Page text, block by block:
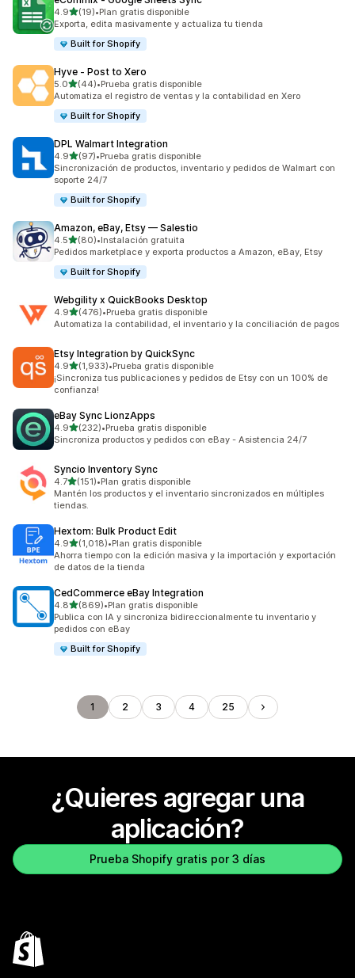
4.9de 5 estrellas
(19)
19 reseñas en total
•Plan gratis disponible
Exporta, edita masivamente y actualiza tu tienda
Built for Shopify
Hyve ‑ Post to Xero
5.0de 5 estrellas
(44)
44 reseñas en total
•Prueba gratis disponible
Automatiza el registro de ventas y la contabilidad en Xero
Built for Shopify
DPL Walmart Integration
4.9de 5 estrellas
(97)
97 reseñas en total
•Prueba gratis disponible
Sincronización de productos, inventario y pedidos de Walmart con
soporte 24/7
Built for Shopify
Amazon, eBay, Etsy — Salestio
4.5de 5 estrellas
(80)
80 reseñas en total
•Instalación gratuita
Pedidos marketplace y exporta productos a Amazon, eBay, Etsy
Built for Shopify
Webgility x QuickBooks Desktop
4.9de 5 estrellas
(476)
476 reseñas en total
•Prueba gratis disponible
Automatiza la contabilidad, el inventario y la conciliación de pagos
Etsy Integration by QuickSync
4.9de 5 estrellas
(1,933)
1933 reseñas en total
•Prueba gratis disponible
¡Sincroniza tus publicaciones y pedidos de Etsy con un 100% de
confianza!
eBay Sync LionzApps
4.9de 5 estrellas
(232)
232 reseñas en total
•Prueba gratis disponible
Sincroniza productos y pedidos con eBay - Asistencia 24/7
Syncio Inventory Sync
4.7de 5 estrellas
(151)
151 reseñas en total
•Plan gratis disponible
Mantén los productos y el inventario sincronizados en múltiples
tiendas.
Hextom: Bulk Product Edit
4.9de 5 estrellas
(1,018)
1018 reseñas en total
•Plan gratis disponible
Ahorra tiempo con la edición masiva y la importación y exportación
de datos de la tienda
CedCommerce eBay Integration
4.8de 5 estrellas
(869)
869 reseñas en total
•Plan gratis disponible
Publica con IA y sincroniza bidireccionalmente tu inventario y
pedidos con eBay
Built for Shopify
1 2 3 4 25
¿Quieres agregar una
aplicación?
Prueba Shopify gratis por 3 días